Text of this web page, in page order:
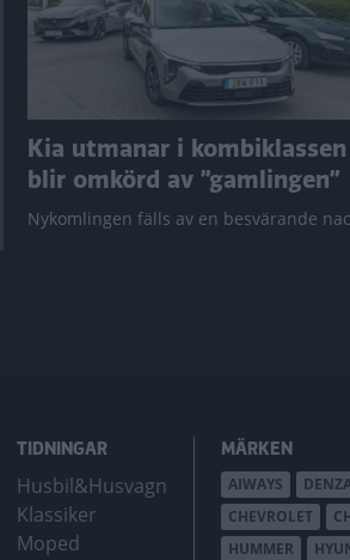
Kia utmanar i
blir omkörd av ”gamlingen”
Nykomlingen fälls av en besvärande
TIDNINGAR
Husbil&Husvagn
Klassiker
Moped
MÄRKEN
AIWAYS
CHEVROLET
HUMMER